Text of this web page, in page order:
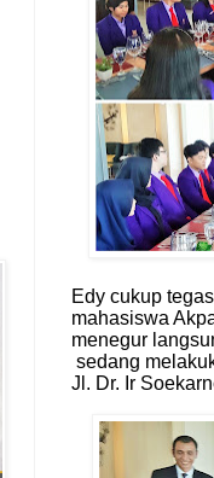
Edy cukup
mahasiswa
menegur
sedang
Jl. Dr. Ir